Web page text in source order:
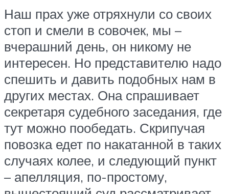
Наш прах уже отряхнули со своих
стоп и смели в совочек, мы –
вчерашний день, он никому не
интересен. Но представителю надо
спешить и давить подобных нам в
других местах. Она спрашивает
секретаря судебного заседания, где
тут можно пообедать. Скрипучая
повозка едет по накатанной в таких
случаях колее, и следующий пункт
– апелляция, по-простому,